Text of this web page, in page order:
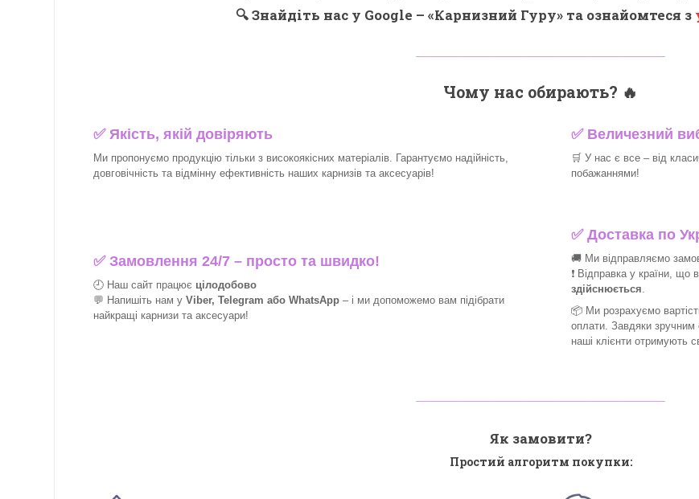
🔍Знайдіть нас у Google – «Карнизний Гуру» та ознайомтеся з
Чому нас обирають? 🔥
✅Якість, якій довіряють
Ми пропонуємо продукцію тільки з високоякісних матеріалів. Гарантуємо надійність,
довговічність та відмінну ефективність наших карнизів та аксесуарів!​
✅ Величезний
🛒 У нас є все – від
побажаннями!​
✅Замовлення 24/7 – просто та швидко!
🕘 Наш сайт працює цілодобово
💬 Напишіть нам у Viber, Telegram або WhatsApp – і ми допоможемо вам підібрати
найкращі карнизи та аксесуари!
✅Доставка по
🚚 Ми відправляємо
❗ Відправка у країни, що
здійснюється.
📦 Ми розрахуємо
оплати. Завдяки зручним
наші клієнти отримують
Як замовити?
Простий алгоритм покупки: